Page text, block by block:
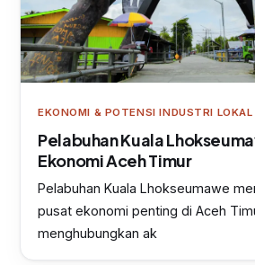
EKONOMI & POTENSI INDUSTRI LOKAL
Pelabuhan Kuala
Ekonomi Aceh Timur
Pelabuhan Kuala Lhokseumawe
pusat ekonomi penting di Aceh
menghubungkan ak